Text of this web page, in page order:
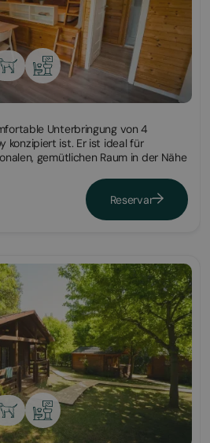
Unterbringung von 4
konzipiert ist. Er ist ideal für
gemütlichen Raum in der Nähe
Reservar